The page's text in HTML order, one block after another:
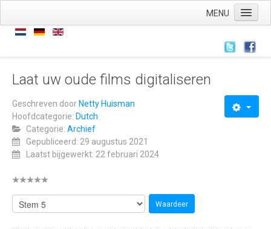
MENU
Home
Nieuws
Links
Wie zijn we
De stichting
ANBI
AVG
Laat uw oude films digitaliseren
Geschreven door Netty Huisman
Hoofdcategorie: Dutch
Categorie: Archief
Gepubliceerd: 29 augustus 2021
Laatst bijgewerkt: 22 februari 2024